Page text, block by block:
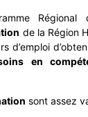
Régional
de la Région
d’emploi
en
sont assez